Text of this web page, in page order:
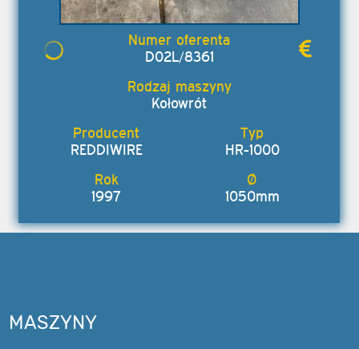
D02L/8361
Kołowrót
REDDIWIRE HR-1000
1997 1050mm
MASZYNY